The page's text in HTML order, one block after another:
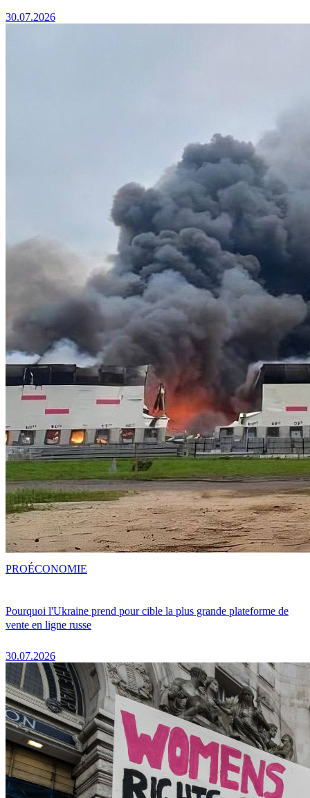
30.07.2026
Pourquoi l'Ukraine prend pour cible la plus grande plateforme de
vente en ligne russe
30.07.2026
PROÉCONOMIE